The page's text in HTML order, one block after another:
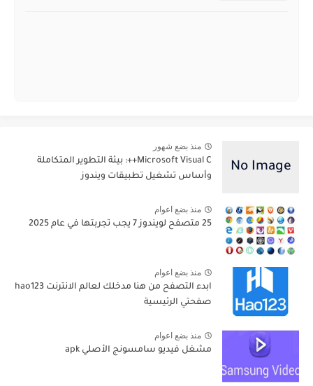
منذ بضع شهور
Microsoft Visual C++: بيئة التطوير المتكاملة
وأساس تشغيل تطبيقات ويندوز
منذ بضع اعوام
25 متصفح لويندوز 7 يجب تجربتها في عام 2025
منذ بضع اعوام
ابدء التصفح من هنا مدخلك لعالم الانترنت hao123
صفحتي الرئيسية
منذ بضع اعوام
مشغل فيديو سامسونج الأصلي apk